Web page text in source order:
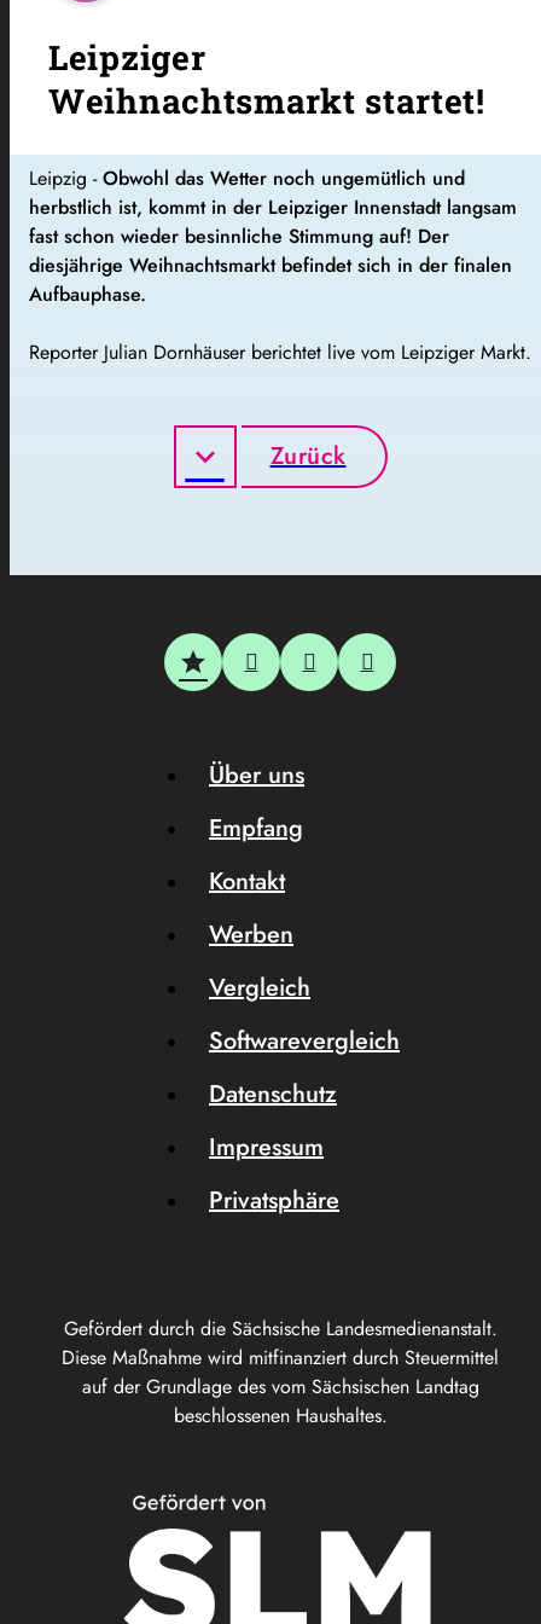
Leipziger
Weihnachtsmarkt startet!
Leipzig -Obwohl das Wetter noch ungemütlich und
herbstlich ist, kommt in der Leipziger Innenstadt langsam
fast schon wieder besinnliche Stimmung auf! Der
diesjährige Weihnachtsmarkt befindet sich in der finalen
Aufbauphase.
Reporter Julian Dornhäuser berichtet live vom Leipziger Markt.
Zurück
Gefördert durch die Sächsische Landesmedienanstalt.
Diese Maßnahme wird mitfinanziert durch Steuermittel
auf der Grundlage des vom Sächsischen Landtag
beschlossenen Haushaltes.
Über uns
Empfang
Kontakt
Werben
Vergleich
Softwarevergleich
Datenschutz
Impressum
Privatsphäre